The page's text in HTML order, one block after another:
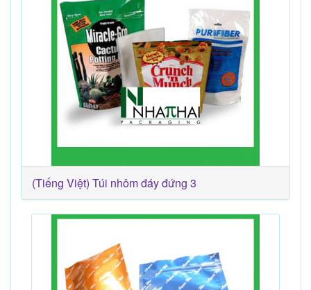
(Tiếng Việt) Túi nhôm đáy đứng 3